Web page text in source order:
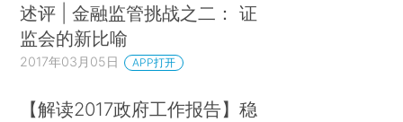
述评 | 金融监管挑战之二： 证
监会的新比喻
2017年03月05日 APP打开
【解读2017政府工作报告】稳